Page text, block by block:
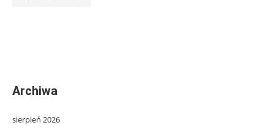
Archiwa
sierpień 2026